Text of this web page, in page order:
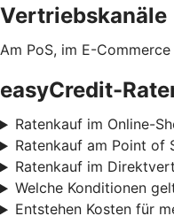
Vertriebskanäle
Am PoS, im E-
easyCredit-
Ratenkauf im Online-
Ratenkauf am Point of
Ratenkauf im
Welche Konditionen
Entstehen Kosten für